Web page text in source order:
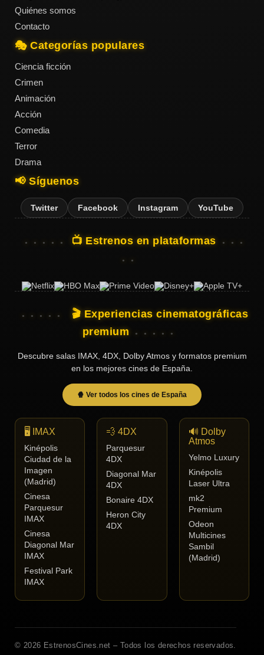
Quiénes somos
Contacto
🎭 Categorías populares
Ciencia ficción
Crimen
Animación
Acción
Comedia
Terror
Drama
📢 Síguenos
Twitter Facebook Instagram YouTube
📺 Estrenos en plataformas
🎬 Experiencias cinematográficas
premium
Descubre salas IMAX, 4DX, Dolby Atmos y formatos premium
en los mejores cines de España.
🍿 Ver todos los cines de España
🖥️ IMAX
Kinépolis
Ciudad de la
Imagen
(Madrid)
Cinesa
Parquesur
IMAX
Cinesa
Diagonal Mar
IMAX
Festival Park
IMAX
💨 4DX
Parquesur
4DX
Diagonal Mar
4DX
Bonaire 4DX
Heron City
4DX
🔊 Dolby
Atmos
Yelmo Luxury
Kinépolis
Laser Ultra
mk2
Premium
Odeon
Multicines
Sambil
(Madrid)
© 2026 EstrenosCines.net – Todos los derechos reservados.